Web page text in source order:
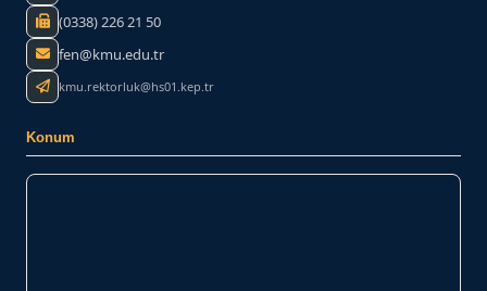
(0338) 226 21 50
fen@kmu.edu.tr
kmu.rektorluk@hs01.kep.tr
Konum